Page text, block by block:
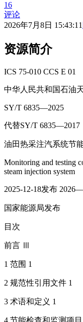
16
评论
2026年7月8日 15:43:11
资源简介
ICS 75-010 CCS E 01
中华人民共和国石油
SY/T 6835—2025
代替SY/T 6835—2017
油田热采注汽系统节
Monitoring and testing
steam injection system
2025-12-18发布
国家能源局发布
目次
前言 Ⅲ
1 范围 1
2 规范性引用文件 1
3 术语和定义 1